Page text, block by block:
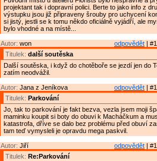
projektant tak i dopravní polici. Berte to jako info z
výstupku jsou již připraveny šrouby pro uchycení
si jistý, jestli se k tomu někdo oficiálně vyjádří, ale
bylo vhodné a na místě...
odpovědět |
Autor: won
Titulek: další soutěska
Další soutěska, i když do chotěboře se jezdí jen do
zatím neodvážil.
odpovědět |
Autor: Jana z Jeníkova
Titulek: Parkování
Jo, tak to parkování je fakt bezva, vezla jsem moji
maminku koupit si boty do obuvi k Macháčkum a
katastrofa, dříve se dalo bez problému před obuví
tam teď vymysleli je opravdu mega paskvil.
odpovědět |
Autor: Jiří
Titulek: Re:Parkování